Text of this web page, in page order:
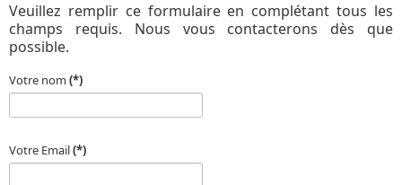
Veuillez remplir ce formulaire en complétant tous les
champs requis. Nous vous contacterons dès que
possible.
Votre nom (*)
Votre Email(*)